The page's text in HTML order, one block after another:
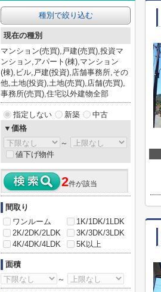
種別で絞り込む
現在の種別
マンション(売買),戸建(売買),投資マ
ンション,アパート(棟),マンション
(棟),ビル,戸建(投資),店舗事務所,その
他,土地(投資),土地(売買),店舗(売買),
事務所(売買),住宅以外建物全部
指定しない 新築
中古
▼価格
～
値下げ物件
2件が該当
間取り
ワンルーム
1K/1DK/1LDK
2K/2DK/2LDK
3K/3DK/3LDK
4K/4DK/4LDK
5K以上
面積
～